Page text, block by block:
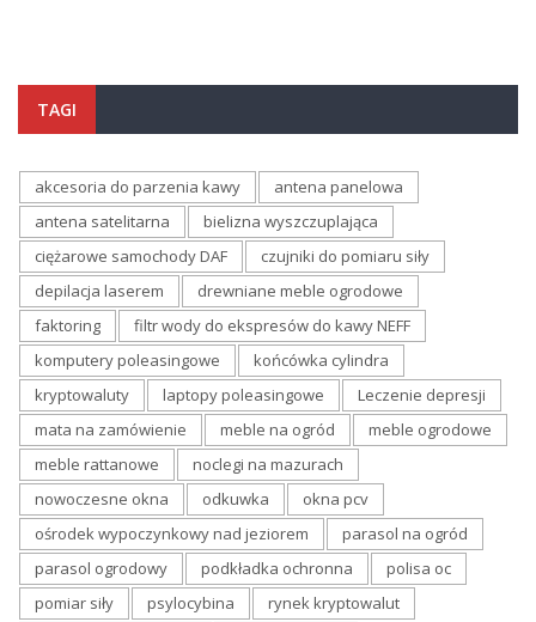
TAGI
akcesoria do parzenia kawy
antena panelowa
antena satelitarna
bielizna wyszczuplająca
ciężarowe samochody DAF
czujniki do pomiaru siły
depilacja laserem
drewniane meble ogrodowe
faktoring
filtr wody do ekspresów do kawy NEFF
komputery poleasingowe
końcówka cylindra
kryptowaluty
laptopy poleasingowe
Leczenie depresji
mata na zamówienie
meble na ogród
meble ogrodowe
meble rattanowe
noclegi na mazurach
nowoczesne okna
odkuwka
okna pcv
ośrodek wypoczynkowy nad jeziorem
parasol na ogród
parasol ogrodowy
podkładka ochronna
polisa oc
pomiar siły
psylocybina
rynek kryptowalut